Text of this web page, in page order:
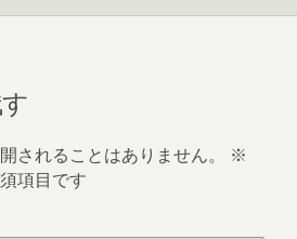
されることはありません。
※
項目です